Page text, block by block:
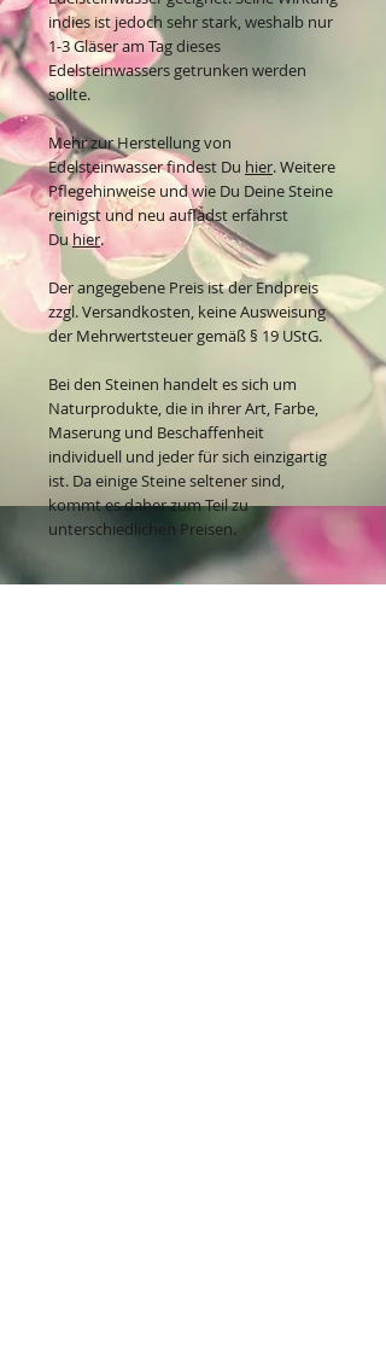
indies ist jedoch sehr stark, weshalb nur
1-3 Gläser am Tag dieses
Edelsteinwassers getrunken werden
sollte.
Mehr zur Herstellung von
Edelsteinwasser findest Du hier. Weitere
Pflegehinweise und wie Du Deine Steine
reinigst und neu auflädst erfährst
Duhier.
Der angegebene Preis ist der Endpreis
zzgl. Versandkosten, keine Ausweisung
der Mehrwertsteuer gemäß § 19 UStG.
Bei den Steinen handelt es sich um
Naturprodukte, die in ihrer Art, Farbe,
Maserung und Beschaffenheit
individuell und jeder für sich einzigartig
ist. Da einige Steine seltener sind,
kommt es daher zum Teil zu
unterschiedlichen Preisen.